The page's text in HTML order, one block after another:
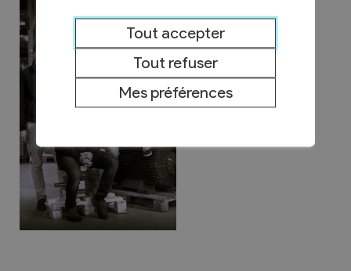
Tout accepter
Tout refuser
Mes préférences